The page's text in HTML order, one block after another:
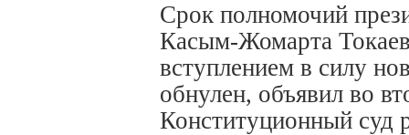
Срок полномочий
Касым-Жомарта
‌вступлением в силу
обнулен, объявил во
Конституционный суд